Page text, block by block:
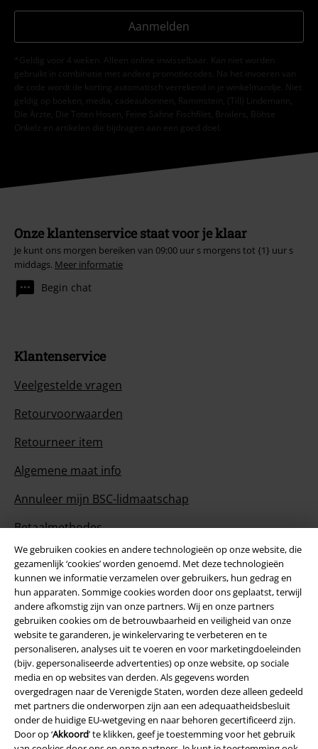
We gebruiken cookies en andere technologieën op onze website, die
gezamenlijk ‘cookies’ worden genoemd. Met deze technologieën
kunnen we informatie verzamelen over gebruikers, hun gedrag en
hun apparaten. Sommige cookies worden door ons geplaatst, terwijl
andere afkomstig zijn van onze partners. Wij en onze partners
gebruiken cookies om de betrouwbaarheid en veiligheid van onze
website te garanderen, je winkelervaring te verbeteren en te
personaliseren, analyses uit te voeren en voor marketingdoeleinden
(bijv. gepersonaliseerde advertenties) op onze website, op sociale
media en op websites van derden. Als gegevens worden
overgedragen naar de Verenigde Staten, worden deze alleen gedeeld
met partners die onderworpen zijn aan een adequaatheidsbesluit
onder de huidige EU-wetgeving en naar behoren gecertificeerd zijn.
Door op ‘Akkoord’ te klikken, geef je toestemming voor het gebruik
Aanmelden
*Geldig voor 4 weken. Alleen online inwisselbaar. Kan niet worden
gebruikt in combinatie met andere promotiecodes. Na het invoeren van
de code wordt de korting automatisch verrekend in je winkelmandje. Niet
geldig op boeken, media, cadeaubonnen, Rammstein, (Till) Lindemann,
Die Ärzte, Die Toten Hosen, Feine Sahne Fischfilet, Broilers, Böhse
Onkelz en artikelen die bijdragen aan een goed doel.
Onze klantenservice staat voor je klaar
Je kunt ons morgen bereiken van 09:00 uur s morgens tot {1} uur s
middags. Meer informatie
Begin chat
Klantenservice
Veelgestelde vragen
Retourvoorwaarden
Retourneer item
Algemene maat info
Annuleer mijn BSC-lidmaatschap
Betaalmethodes
Overige acties
Prijsvragen
Large Cadeaubonnen
Large Studentenkorting
EMP Backstage Club